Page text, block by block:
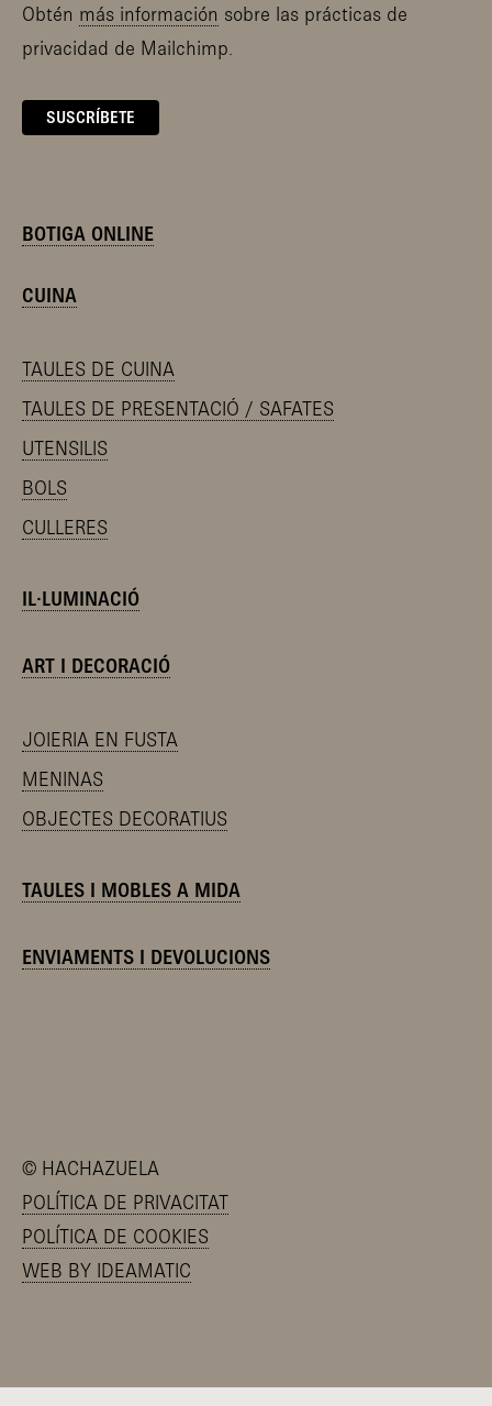
Obtén más información sobre las prácticas de
privacidad de Mailchimp.
BOTIGA ONLINE
CUINA
TAULES DE CUINA
TAULES DE PRESENTACIÓ / SAFATES
UTENSILIS
BOLS
CULLERES
IL·LUMINACIÓ
ART I DECORACIÓ
JOIERIA EN FUSTA
MENINAS
OBJECTES DECORATIUS
TAULES I MOBLES A MIDA
ENVIAMENTS I DEVOLUCIONS
© HACHAZUELA
POLÍTICA DE PRIVACITAT
POLÍTICA DE COOKIES
WEB BY IDEAMATIC